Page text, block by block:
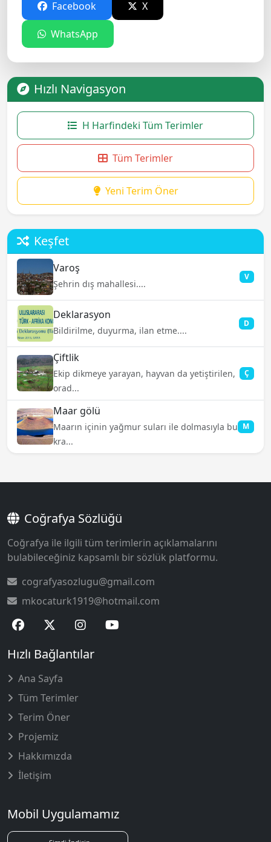
Facebook X
WhatsApp
Hızlı Navigasyon
H Harfindeki Tüm Terimler
Tüm Terimler
Yeni Terim Öner
Keşfet
Varoş
Şehrin dış mahallesi....
V
Deklarasyon
Bildirilme, duyurma, ilan etme....
D
Çiftlik
Ekip dikmeye yarayan, hayvan da yetiştirilen,
orad...
Ç
Maar gölü
Maarın içinin yağmur suları ile dolmasıyla bu
kra...
M
Coğrafya Sözlüğü
Coğrafya ile ilgili tüm terimlerin açıklamalarını
bulabileceğiniz kapsamlı bir sözlük platformu.
cografyasozlugu@gmail.com
mkocaturk1919@hotmail.com
Hızlı Bağlantılar
Ana Sayfa
Tüm Terimler
Terim Öner
Projemiz
Hakkımızda
İletişim
Mobil Uygulamamız